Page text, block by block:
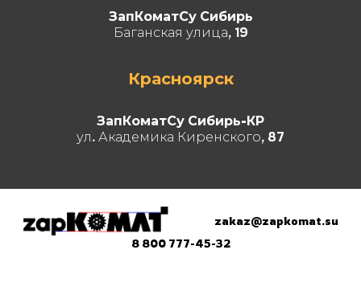
ЗапКоматСу Сибирь
Баганская улица, 19
Красноярск
ЗапКоматСу Сибирь-КР
ул. Академика Киренского, 87
zakaz@zapkomat.su
8 800 777-45-32